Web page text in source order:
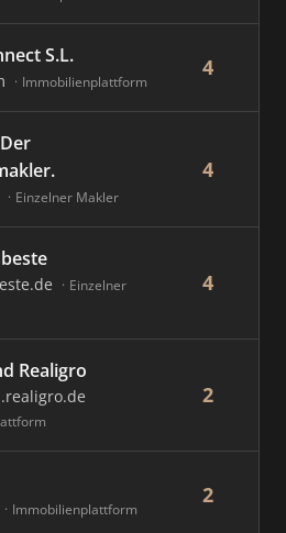
S.L.
Immobilienplattform
4
Einzelner Makler
4
Einzelner
4
Realigro
2
Immobilienplattform
2